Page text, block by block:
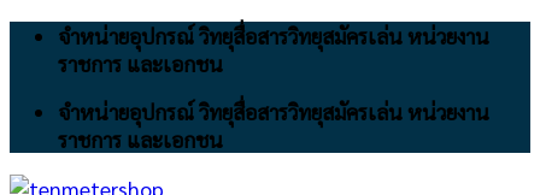
Skip
จำหน่ายอุปกรณ์ วิทยุสื่อสารวิทยุสมัครเล่น หน่วยงาน
ราชการ และเอกชน
จำหน่ายอุปกรณ์ วิทยุสื่อสารวิทยุสมัครเล่น หน่วยงาน
ราชการ และเอกชน